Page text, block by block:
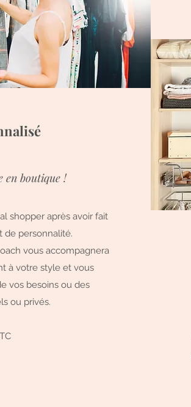
en boutique !
shopper après avoir fait
de personnalité.
vous accompagnera
à votre style et vous
vos besoins ou des
ou privés.